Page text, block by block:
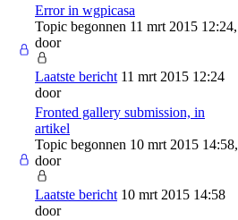
Error in wgpicasa
Topic begonnen 11 mrt 2015 12:24,
door
Laatste bericht 11 mrt 2015 12:24
door
Fronted gallery submission, in
artikel
Topic begonnen 10 mrt 2015 14:58,
door
Laatste bericht 10 mrt 2015 14:58
door